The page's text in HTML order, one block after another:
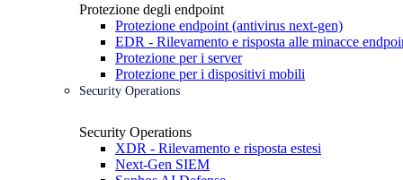
Protezione degli endpoint
Protezione endpoint (antivirus next-gen)
EDR - Rilevamento e risposta alle minacce
Protezione per i server
Protezione per i dispositivi mobili
Security Operations
Security Operations
XDR - Rilevamento e risposta estesi
Next-Gen SIEM